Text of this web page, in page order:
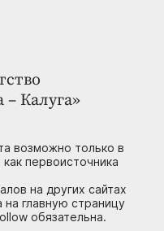
Калуга»
возможно только в
первоисточника
на других сайтах
на главную страницу
обязательна.